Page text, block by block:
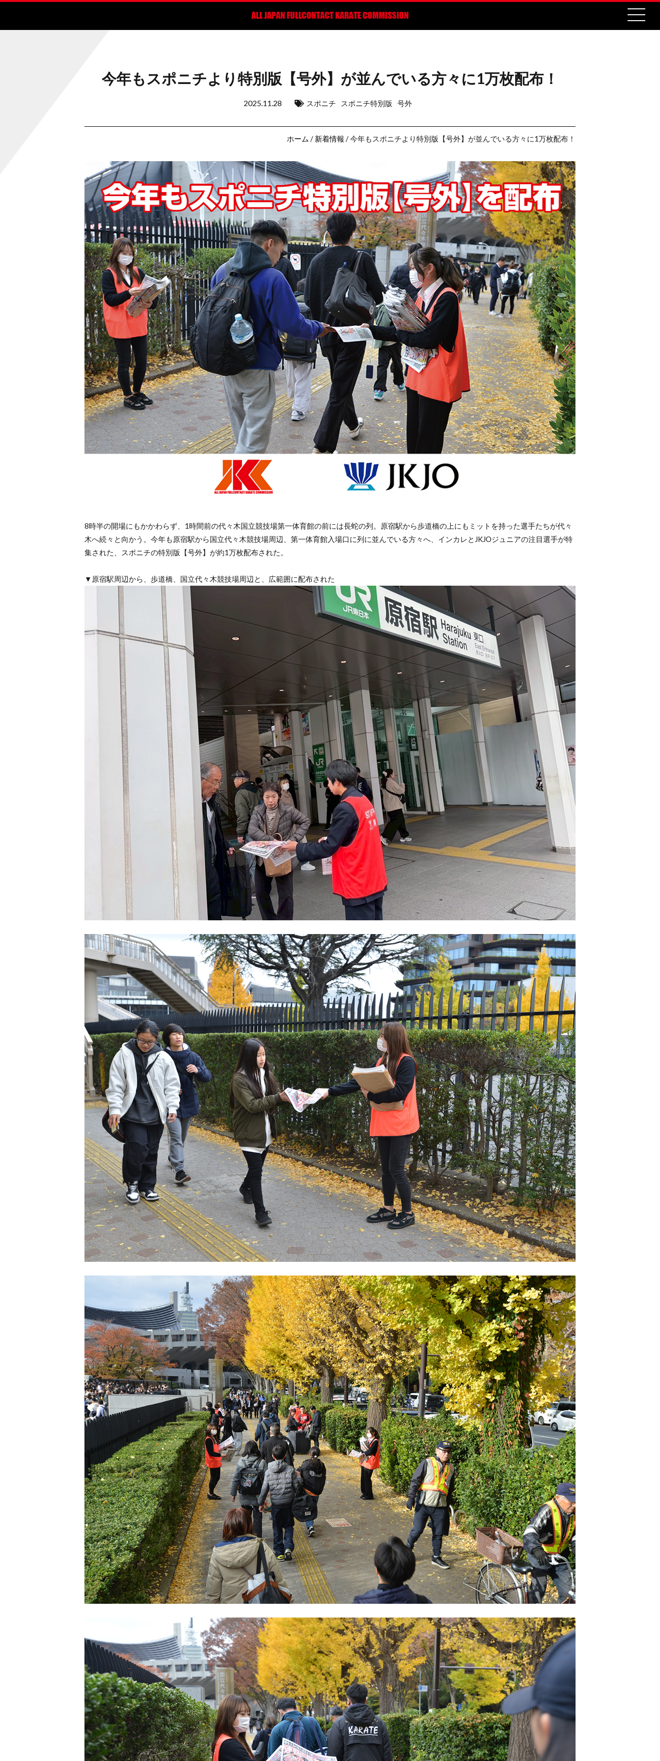
今年もスポニチより特別版【号外】が並んでいる方々に1万枚配布！
2025.11.28 スポニチ スポニチ特別版 号外
ホーム / 新着情報 / 今年もスポニチより特別版【号外】が並んでいる方々に1万枚配布！
8時半の開場にもかかわらず、1時間前の代々木国立競技場第一体育館の前には長蛇の列。原宿駅から歩道橋の上にもミットを持った選手たちが代々
木へ続々と向かう。今年も原宿駅から国立代々木競技場周辺、第一体育館入場口に列に並んでいる方々へ、インカレとJKJOジュニアの注目選手が特
集された、スポニチの特別版【号外】が約1万枚配布された。
▼原宿駅周辺から、歩道橋、国立代々木競技場周辺と、広範囲に配布された